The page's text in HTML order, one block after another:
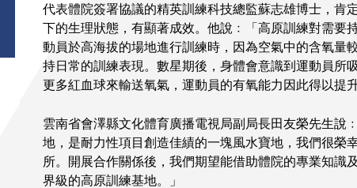
代表體院簽署協議的精英訓練科技總監蘇志雄博士，肯
下的生理狀態，有顯著成效。他說﹕「高原訓練對需要
動員於高海拔的場地進行訓練時，因為空氣中的含氧量
持日常的訓練表現。數星期後，身體會意識到運動員所
更多紅血球來輸送氧氣，運動員的有氧能力因此得以提升
雲南省會澤縣文化體育廣播電視局副局長田友榮先生說
地，是耐力性項目創造佳績的一塊風水寶地，我們很榮
所。開展合作關係後，我們期望能借助體院的專業知識
界級的高原訓練基地。」